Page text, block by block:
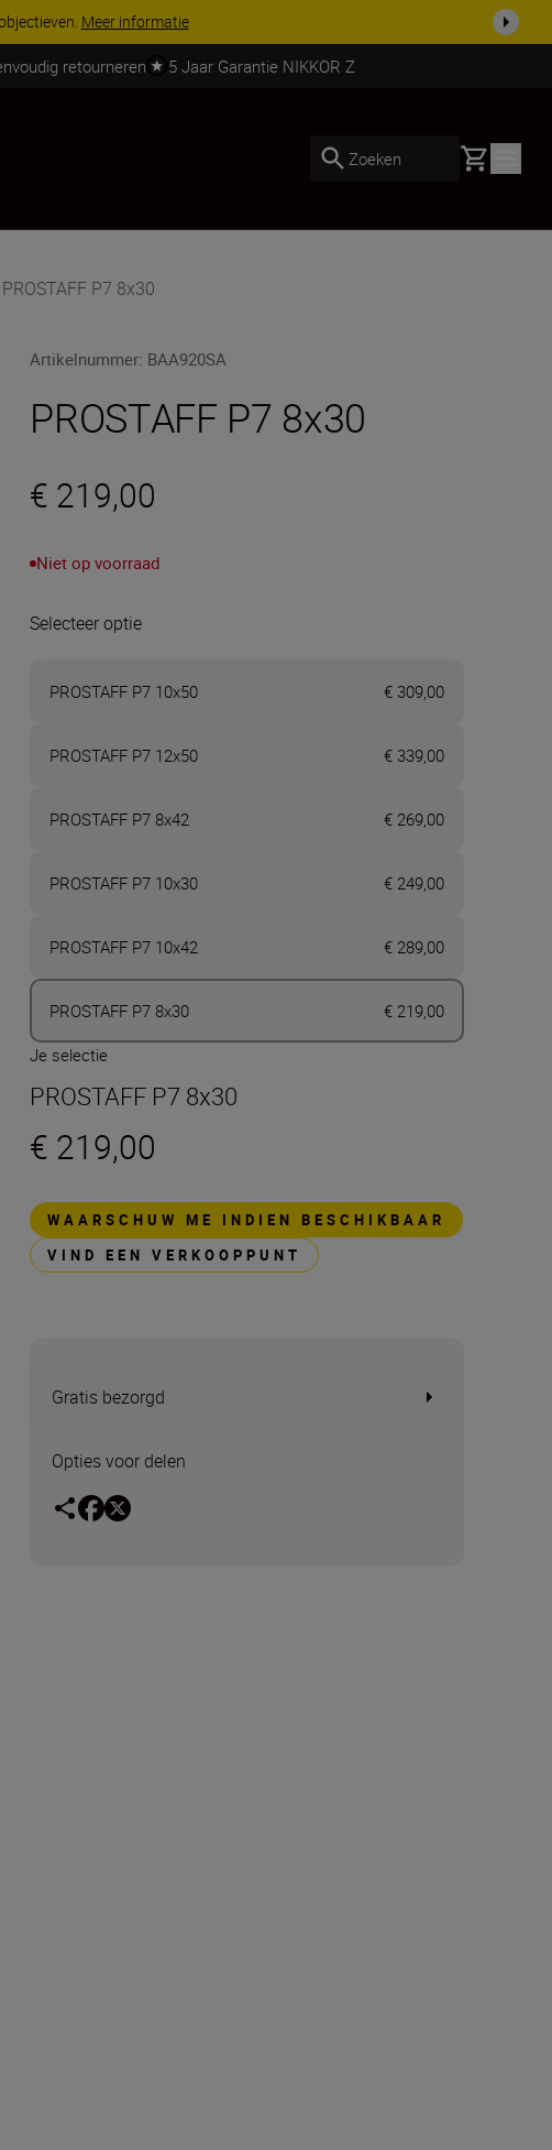
nog compleetKoop nu
retourneren 5 Jaar Garantie NIKKOR Z
Zoeken Basket
P7 8x30
Artikelnummer: BAA920SA
PROSTAFF P7 8x30
€ 219,00
Niet op voorraad
Selecteer optie
PROSTAFF P7 10x50 € 309,00
PROSTAFF P7 12x50 € 339,00
PROSTAFF P7 8x42 € 269,00
PROSTAFF P7 10x30 € 249,00
PROSTAFF P7 10x42 € 289,00
PROSTAFF P7 8x30 € 219,00
Je selectie
PROSTAFF P7 8x30
€ 219,00
WAARSCHUW ME INDIEN BESCHIKBAAR
VIND EEN VERKOOPPUNT
Gratis bezorgd
Opties voor delen